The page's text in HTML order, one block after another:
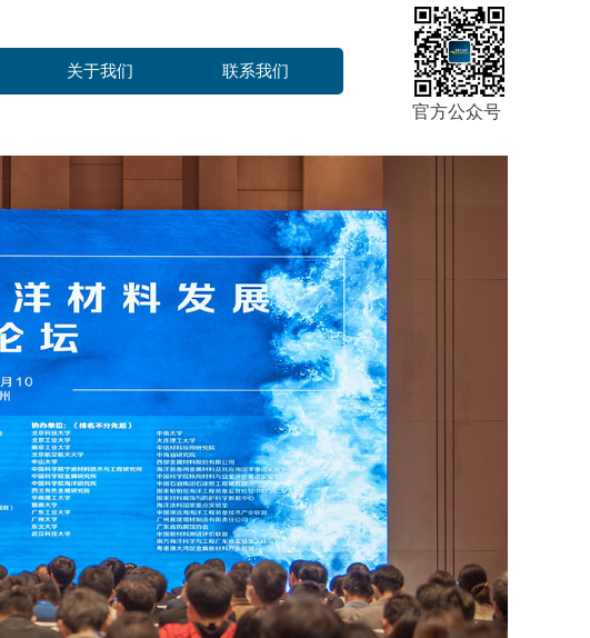
关于我们 联系我们
官方公众号
易服务
之一